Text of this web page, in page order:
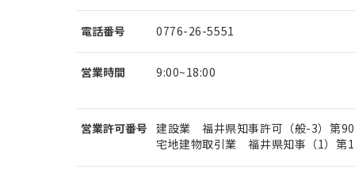
電話番号 0776-26-5551
営業時間 9:00~18:00
営業許可番号 建設業 福井県知事許可（般-3）第
宅地建物取引業 福井県知事（1）第